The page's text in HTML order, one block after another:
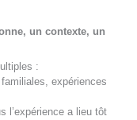
un contexte, un
:
expériences
l’expérience a lieu tôt